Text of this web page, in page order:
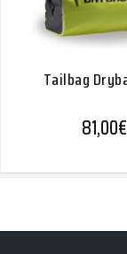
Tailbag
81,00€